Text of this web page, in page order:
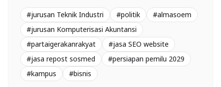
#jurusan Teknik Industri #politik
#almasoem
#jurusan Komputerisasi Akuntansi
#partaigerakanrakyat
#jasa SEO website
#jasa repost sosmed
#persiapan pemilu 2029
#kampus
#bisnis